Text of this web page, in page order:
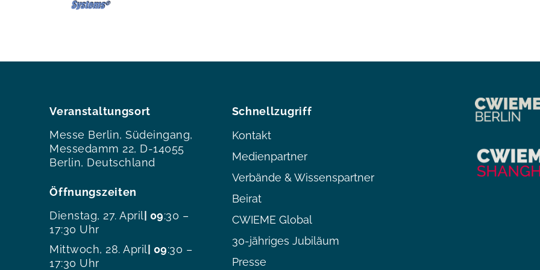
Veranstaltungsort
Messe Berlin, Südeingang,
Messedamm 22, D-14055
Berlin, Deutschland
Öffnungszeiten
Dienstag, 27. April | 09:30 –
17:30 Uhr
Mittwoch, 28. April | 09:30 –
17:30 Uhr
Schnellzugriff
Kontakt
Medienpartner
Verbände & Wissenspartner
Beirat
CWIEME Global
30-jähriges Jubiläum
Presse